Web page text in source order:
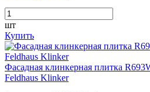
шт
Купить
Фасадная клинкерная плитка
Feldhaus Klinker